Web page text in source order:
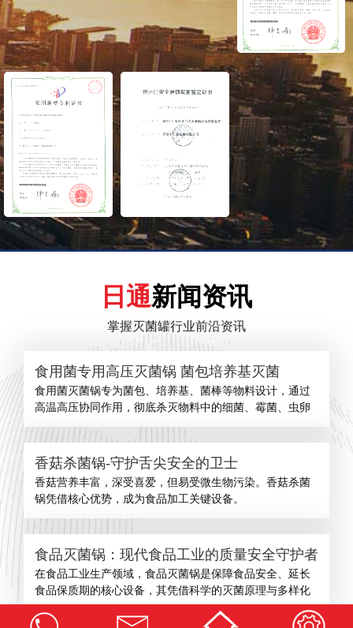
日通新闻资讯
掌握灭菌罐行业前沿资讯
食用菌专用高压灭菌锅 菌包培养基灭菌
食用菌灭菌锅专为菌包、培养基、菌棒等物料设计，通过
高温高压协同作用，彻底杀灭物料中的细菌、霉菌、虫卵
香菇杀菌锅-守护舌尖安全的卫士
​香菇营养丰富，深受喜爱，但易受微生物污染。香菇杀菌
锅凭借核心优势，成为食品加工关键设备。
食品灭菌锅：现代食品工业的质量安全守护者
在食品工业生产领域，食品灭菌锅是保障食品安全、延长
食品保质期的核心设备，其凭借科学的灭菌原理与多样化